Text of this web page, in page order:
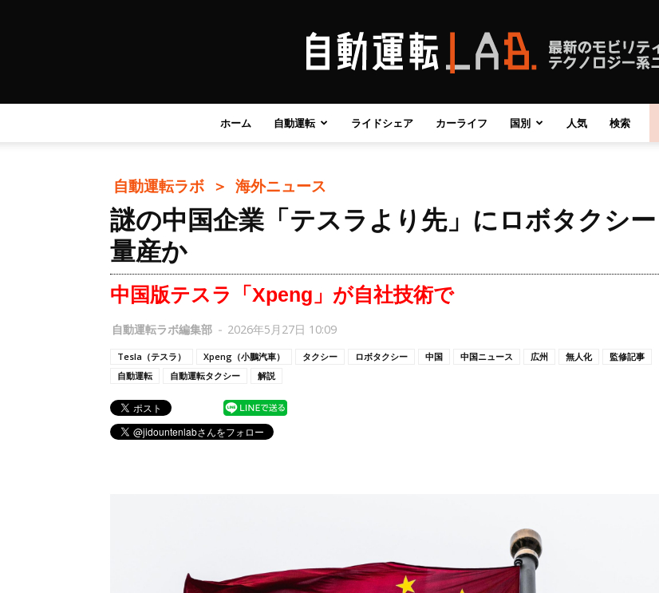
自
動
ラ
ホーム 自動運転 ライドシェア カーライフ 国別 人気 検索
自動運転ラボ ＞ 海外ニュース
謎の中国企業「テスラより先」にロボタクシー
量産か
中国版テスラ「Xpeng」が自社技術で
自動運転ラボ編集部 - 2026年5月27日 10:09
Tesla（テスラ） Xpeng（小鵬汽車） タクシー ロボタクシー 中国 中国ニュース 広州 無人化
監修記事
自動運転
自動運転タクシー 解説